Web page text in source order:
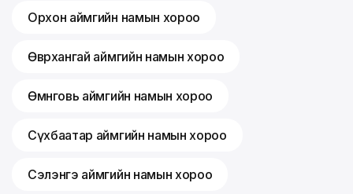
Орхон аймгийн намын хороо
Өвөрхангай аймгийн намын хороо
Өмнөговь аймгийн намын хороо
Сүхбаатар аймгийн намын хороо
Сэлэнгэ аймгийн намын хороо